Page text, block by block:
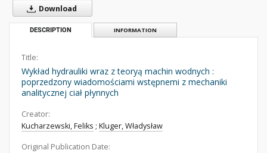
Download
DESCRIPTION INFORMATION
Title:
Wykład hydrauliki wraz z teoryą machin wodnych :
poprzedzony wiadomościami wstępnemi z mechaniki
analitycznej ciał płynnych
Creator:
Kucharzewski, Feliks ; Kluger, Władysław
Original Publication Date: